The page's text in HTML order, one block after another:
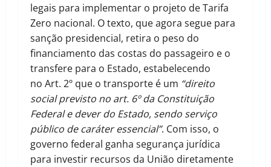
legais para implementar o projeto de Tarifa
Zero nacional. O texto, que agora segue para
sanção presidencial, retira o peso do
financiamento das costas do passageiro e o
transfere para o Estado, estabelecendo
no Art. 2º que o transporte é um “direito
social previsto no art. 6º da Constituição
Federal e dever do Estado, sendo serviço
público de caráter essencial”. Com isso, o
governo federal ganha segurança jurídica
para investir recursos da União diretamente